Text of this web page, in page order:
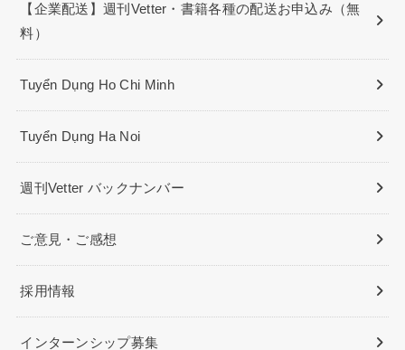
【企業配送】週刊Vetter・書籍各種の配送お申込み（無
料）
Tuyển Dụng Ho Chi Minh
Tuyển Dụng Ha Noi
週刊Vetter バックナンバー
ご意見・ご感想
採用情報
インターンシップ募集